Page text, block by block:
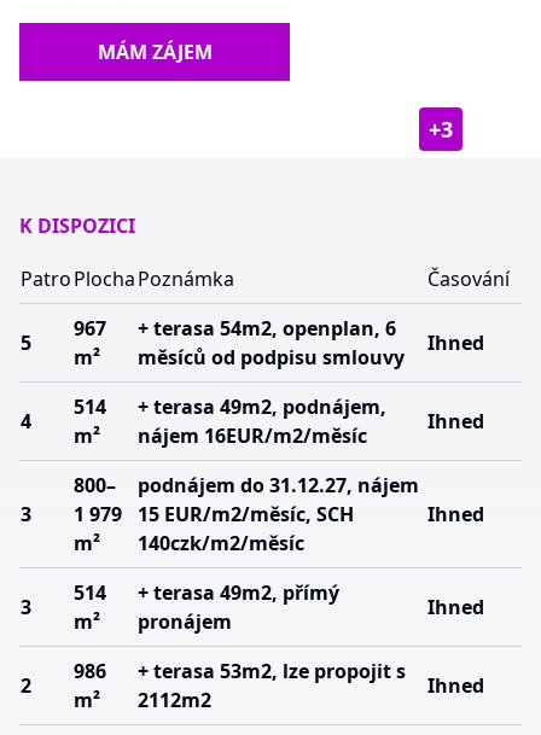
MÁM ZÁJEM
+3
K DISPOZICI
PatroPlochaPoznámka Časování
5
967
m²
+ terasa 54m2, openplan, 6
měsíců od podpisu smlouvy
Ihned
4
514
m²
+ terasa 49m2, podnájem,
nájem 16EUR/m2/měsíc
Ihned
3
800–
1 979
m²
podnájem do 31.12.27, nájem
15 EUR/m2/měsíc, SCH
140czk/m2/měsíc
Ihned
3
514
m²
+ terasa 49m2, přímý
pronájem
Ihned
2
986
m²
+ terasa 53m2, lze propojit s
2112m2
Ihned